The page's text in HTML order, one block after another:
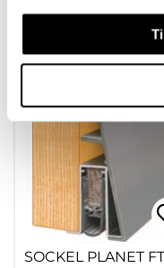
SOCKEL PLANET